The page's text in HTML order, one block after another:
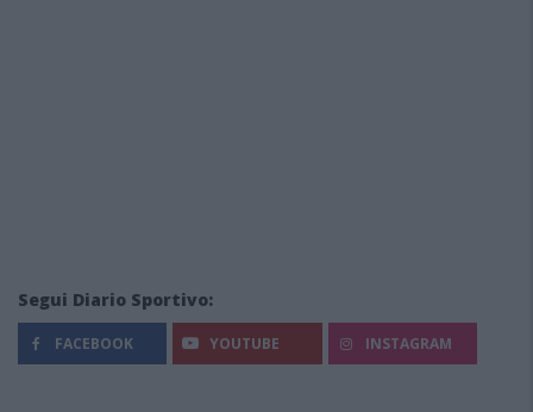
Segui Diario Sportivo:
FACEBOOK YOUTUBE INSTAGRAM